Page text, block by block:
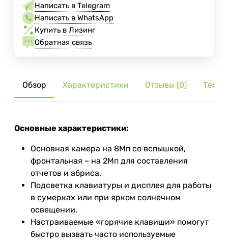
Написать в Telegram
Написать в WhatsApp
Купить в Лизинг
Обратная связь
Обзор Характеристики Отзывы (0) Тех.
Основные характеристики:
Основная камера на 8Мп со вспышкой,
фронтальная – на 2Мп для составления
отчетов и абриса.
Подсветка клавиатуры и дисплея для работы
в сумерках или при ярком солнечном
освещении.
Настраиваемые «горячие клавиши» помогут
быстро вызвать часто используемые